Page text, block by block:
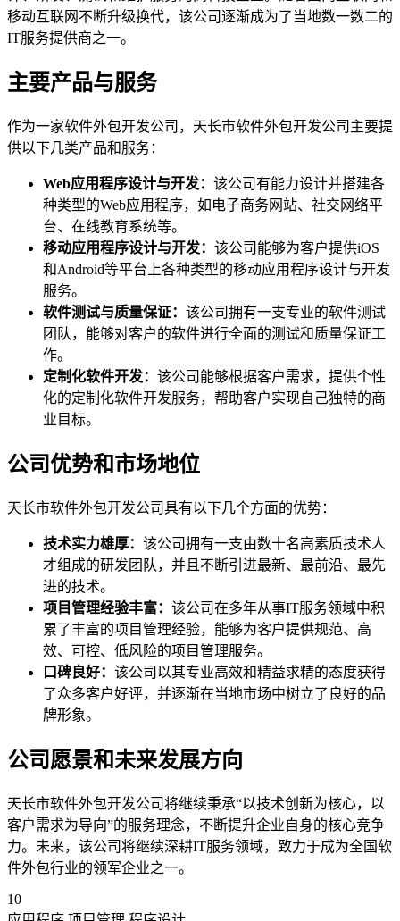
移动互联网不断升级换代，该公司逐渐成为了当地数一数二的
IT服务提供商之一。
主要产品与服务
作为一家软件外包开发公司，天长市软件外包开发公司主要提
供以下几类产品和服务：
Web应用程序设计与开发： 该公司有能力设计并搭建各
种类型的Web应用程序，如电子商务网站、社交网络平
台、在线教育系统等。
移动应用程序设计与开发： 该公司能够为客户提供iOS
和Android等平台上各种类型的移动应用程序设计与开发
服务。
软件测试与质量保证： 该公司拥有一支专业的软件测试
团队，能够对客户的软件进行全面的测试和质量保证工
作。
定制化软件开发： 该公司能够根据客户需求，提供个性
化的定制化软件开发服务，帮助客户实现自己独特的商
业目标。
公司优势和市场地位
天长市软件外包开发公司具有以下几个方面的优势：
技术实力雄厚： 该公司拥有一支由数十名高素质技术人
才组成的研发团队，并且不断引进最新、最前沿、最先
进的技术。
项目管理经验丰富： 该公司在多年从事IT服务领域中积
累了丰富的项目管理经验，能够为客户提供规范、高
效、可控、低风险的项目管理服务。
口碑良好： 该公司以其专业高效和精益求精的态度获得
了众多客户好评，并逐渐在当地市场中树立了良好的品
牌形象。
公司愿景和未来发展方向
天长市软件外包开发公司将继续秉承“以技术创新为核心，以
客户需求为导向”的服务理念，不断提升企业自身的核心竞争
力。未来，该公司将继续深耕IT服务领域，致力于成为全国软
件外包行业的领军企业之一。
10